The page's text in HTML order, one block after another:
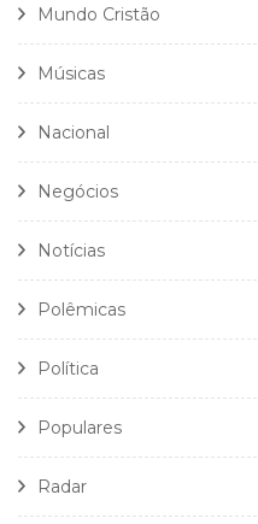
Mundo Cristão
Músicas
Nacional
Negócios
Notícias
Polêmicas
Política
Populares
Radar